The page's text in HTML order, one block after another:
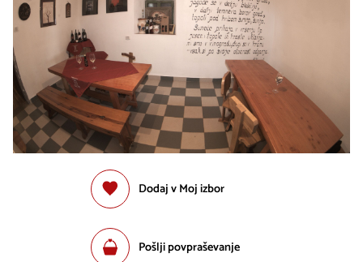
Dodaj v Moj izbor
Pošlji povpraševanje